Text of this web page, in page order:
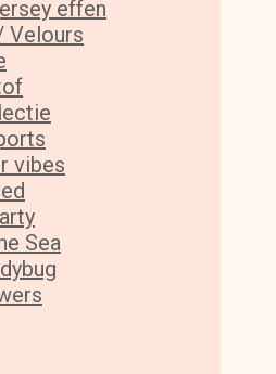
effen
Velours
vibes
Sea